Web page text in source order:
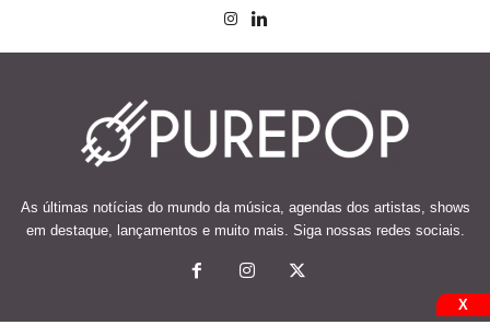
As últimas notícias do mundo da música, agendas dos artistas, shows
em destaque, lançamentos e muito mais. Siga nossas redes sociais.
X